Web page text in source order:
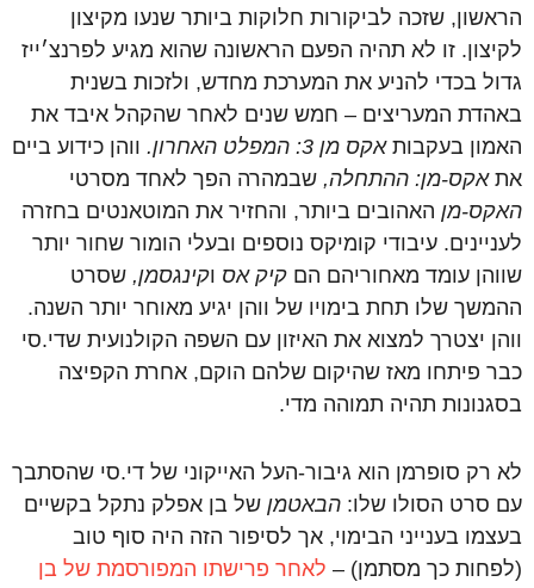
הראשון, שזכה לביקורות חלוקות ביותר שנעו מקיצון
לקיצון. זו לא תהיה הפעם הראשונה שהוא מגיע לפרנצ׳ייז
גדול בכדי להניע את המערכת מחדש, ולזכות בשנית
באהדת המעריצים – חמש שנים לאחר שהקהל איבד את
האמון בעקבותאקס מן 3: המפלט האחרון.
ווהן כידוע ביים
אתאקס-מן: ההתחלה, שבמהרה הפך לאחד מסרטי
האקס-מן האהובים ביותר, והחזיר את המוטאנטים בחזרה
לעניינים. עיבודי קומיקס נוספים ובעלי הומור שחור יותר
שווהן עומד מאחוריהם הם קיק אס וקינגסמן, שסרט
ההמשך שלו תחת בימויו של ווהן יגיע מאוחר יותר השנה.
ווהן יצטרך למצוא את האיזון עם השפה הקולנועית שדי.סי
כבר פיתחו מאז שהיקום שלהם הוקם, אחרת הקפיצה
בסגנונות תהיה תמוהה מדי.
לא רק סופרמן הוא גיבור-העל האייקוני של די.סי שהסתבך
עם סרט הסולו שלו: הבאטמן של בן אפלק נתקל בקשיים
בעצמו בענייני הבימוי, אך לסיפור הזה היה סוף טוב
(לפחות כך מסתמן) – לאחר פרישתו המפורסמת של בן